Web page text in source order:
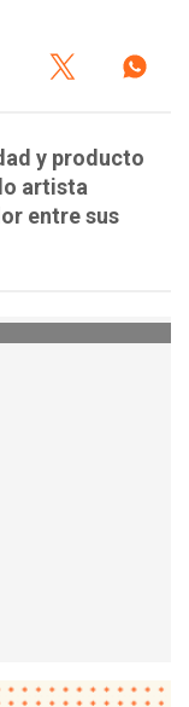
y producto
artista
entre sus